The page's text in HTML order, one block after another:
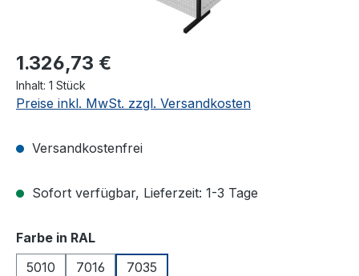
1.326,73 €
Inhalt: 1 Stück
Preise inkl. MwSt. zzgl. Versandkosten
Versandkostenfrei
Sofort verfügbar, Lieferzeit: 1-3 Tage
Farbe in RALauswählen
5010
7016 7035